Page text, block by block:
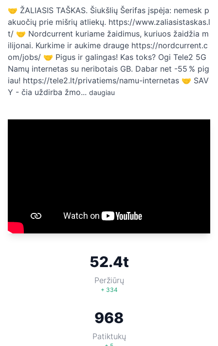
🤝 ŽALIASIS TAŠKAS. Šiukšlių Šerifas įspėja: nemesk p
akuočių prie mišrių atliekų. https://www.zaliasistaskas.l
t/ 🤝 Nordcurrent kuriame žaidimus, kuriuos žaidžia m
ilijonai. Kurkime ir aukime drauge https://nordcurrent.c
om/jobs/ 🤝 Pigus ir galingas! Kas toks? Ogi Tele2 5G
Namų internetas su neribotais GB. Dabar net -55 % pig
iau! https://tele2.lt/privatiems/namu-internetas 🤝 SAV
Y - čia uždirba žmo... daugiau
52.4t
Peržiūrų
+ 334
968
Patiktukų